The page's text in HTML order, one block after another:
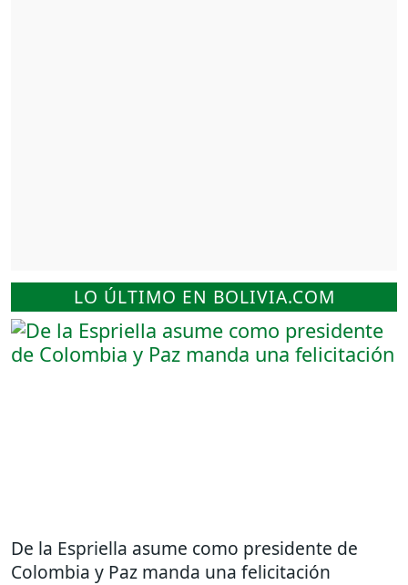
LO ÚLTIMO EN BOLIVIA.COM
De la Espriella asume como presidente de
Colombia y Paz manda una felicitación